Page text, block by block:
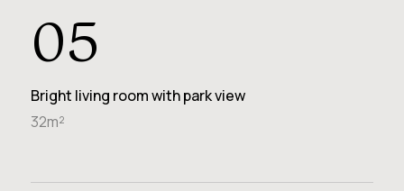
05
Bright living room with park view
32m²